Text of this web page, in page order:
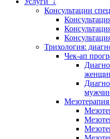
Консультации
Трихология:
Чек-ап